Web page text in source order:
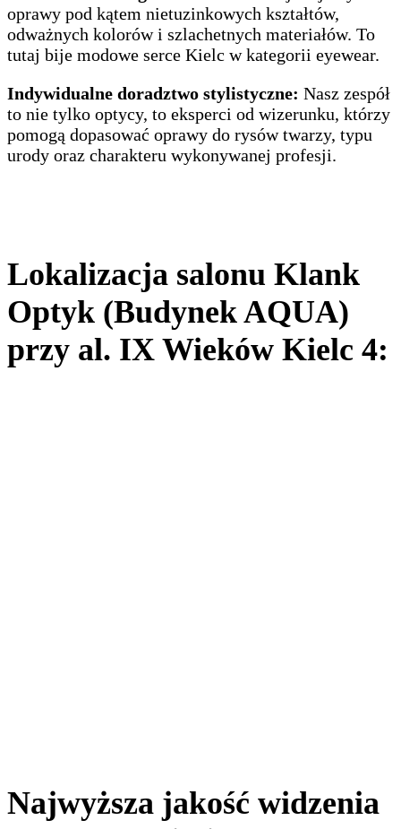
oprawy pod kątem nietuzinkowych kształtów,
odważnych kolorów i szlachetnych materiałów. To
tutaj bije modowe serce Kielc w kategorii eyewear.
Indywidualne doradztwo stylistyczne: Nasz zespół
to nie tylko optycy, to eksperci od wizerunku, którzy
pomogą dopasować oprawy do rysów twarzy, typu
urody oraz charakteru wykonywanej profesji.
Lokalizacja salonu Klank
Optyk (Budynek AQUA)
przy al. IX Wieków Kielc 4:
Najwyższa jakość widzenia